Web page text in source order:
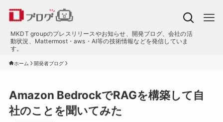
MKDT groupのプレスリリースやお知らせ、開発ブログ、会社の活
動状況、Mattermost・aws・AI等の技術情報などを発信していま
す。
ホーム 開発者ブログ
Amazon BedrockでRAGを構築して自
社のことを聞いてみた